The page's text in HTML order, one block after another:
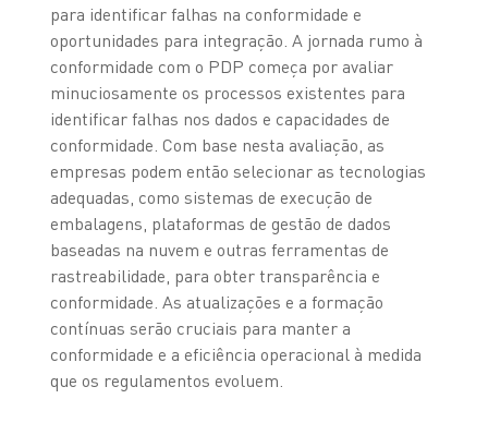
para identificar falhas na conformidade e
oportunidades para integração. A jornada rumo à
conformidade com o PDP começa por avaliar
minuciosamente os processos existentes para
identificar falhas nos dados e capacidades de
conformidade. Com base nesta avaliação, as
empresas podem então selecionar as tecnologias
adequadas, como sistemas de execução de
embalagens, plataformas de gestão de dados
baseadas na nuvem e outras ferramentas de
rastreabilidade, para obter transparência e
conformidade. As atualizações e a formação
contínuas serão cruciais para manter a
conformidade e a eficiência operacional à medida
que os regulamentos evoluem.